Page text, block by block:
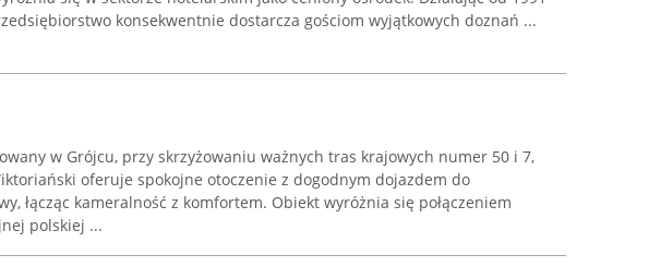
konsekwentnie dostarcza gościom wyjątkowych doznań ...
w Grójcu, przy skrzyżowaniu ważnych tras krajowych numer 50 i 7,
oferuje spokojne otoczenie z dogodnym dojazdem do
łącząc kameralność z komfortem. Obiekt wyróżnia się połączeniem
polskiej ...